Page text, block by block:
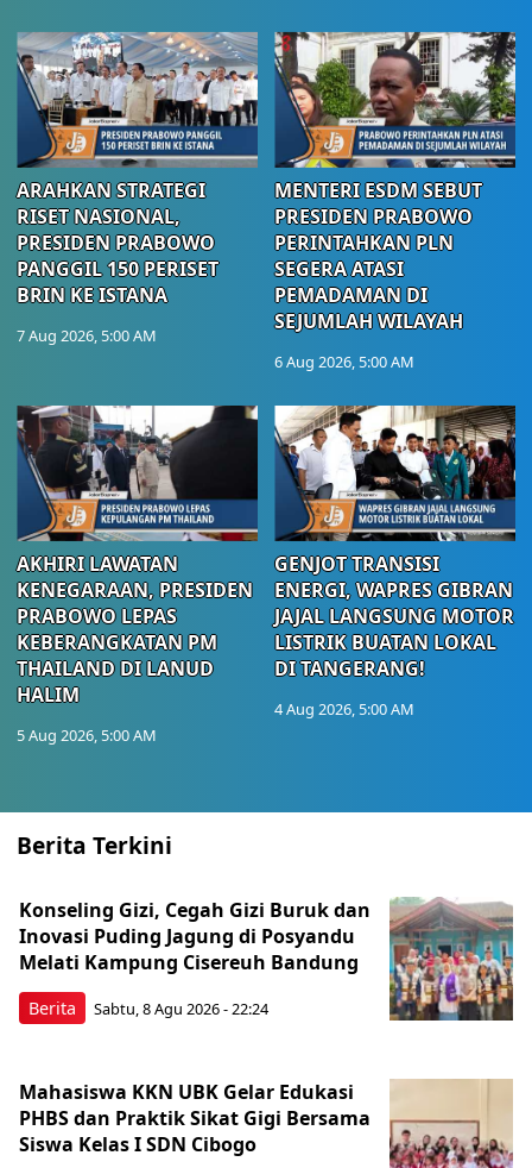
ARAHKAN STRATEGI
RISET NASIONAL,
PRESIDEN PRABOWO
PANGGIL 150 PERISET
BRIN KE ISTANA
7 Aug 2026, 5:00 AM
MENTERI ESDM SEBUT
PRESIDEN PRABOWO
PERINTAHKAN PLN
SEGERA ATASI
PEMADAMAN DI
SEJUMLAH WILAYAH
6 Aug 2026, 5:00 AM
AKHIRI LAWATAN
KENEGARAAN, PRESIDEN
PRABOWO LEPAS
KEBERANGKATAN PM
THAILAND DI LANUD
HALIM
5 Aug 2026, 5:00 AM
GENJOT TRANSISI
ENERGI, WAPRES GIBRAN
JAJAL LANGSUNG MOTOR
LISTRIK BUATAN LOKAL
DI TANGERANG!
4 Aug 2026, 5:00 AM
Berita Terkini
Berita
Konseling Gizi, Cegah Gizi Buruk dan
Inovasi Puding Jagung di Posyandu
Melati Kampung Cisereuh Bandung
Sabtu, 8 Agu 2026 - 22:24
Mahasiswa KKN UBK Gelar Edukasi
PHBS dan Praktik Sikat Gigi Bersama
Siswa Kelas I SDN Cibogo